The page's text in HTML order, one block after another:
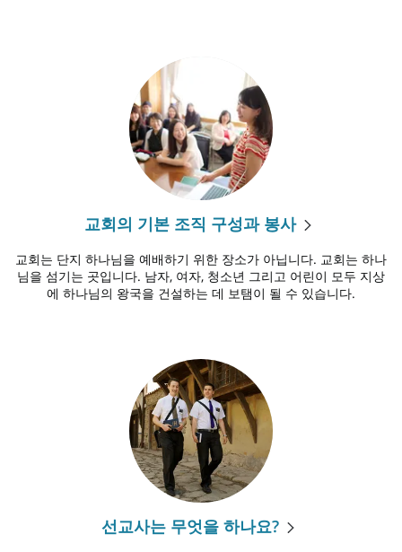
교회의 기본 조직 구성과 봉사
교회는 단지 하나님을 예배하기 위한 장소가 아닙니다. 교회는 하나
님을 섬기는 곳입니다. 남자, 여자, 청소년 그리고 어린이 모두 지상
에 하나님의 왕국을 건설하는 데 보탬이 될 수 있습니다.
선교사는 무엇을 하나요?